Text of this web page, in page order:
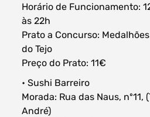
Horário de Funcionamento:
às 22h
Prato a Concurso:
do Tejo
Preço do Prato: 11€
• Sushi Barreiro
Morada: Rua das Naus, nº11,
André)